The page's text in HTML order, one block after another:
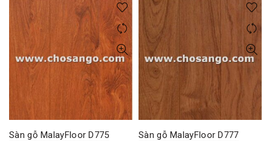
Sàn gỗ MalayFloor D775 Sàn gỗ MalayFloor D777